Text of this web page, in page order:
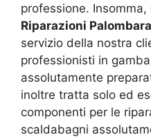
professione. Insomma,
Riparazioni
servizio della nostra
professionisti in
assolutamente
inoltre tratta solo ed
componenti per le
scaldabagni